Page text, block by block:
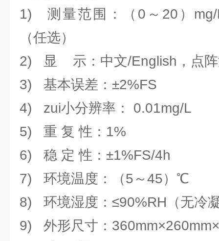
1) 测量范围：（0～20）mg/
（任选）
2) 显 示：中文/English，点阵
3) 基本误差：±2%FS
4) zui小分辨率： 0.01mg/L
5) 重 复 性：1%
6) 稳 定 性：±1%FS/4h
7) 环境温度：（5～45）℃
8) 环境湿度：≤90%RH（无冷
9) 外形尺寸：